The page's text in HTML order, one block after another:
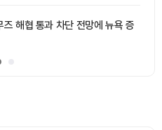
즈 해협 통과 차단 전망에 뉴욕 증